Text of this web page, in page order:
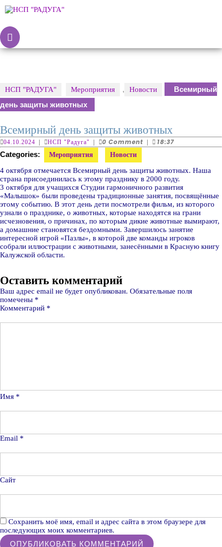
to
Button
НСП "РАДУГА" Мероприятия , Новости
Всемирный
день защиты животных
Всемирный день защиты животных
04.10.2024 04.10.2024
НСП "Радуга"НСП
"Радуга"
0 Comment
18:37
Categories:
Мероприятия Новости
4 октября отмечается Всемирный день защиты животных. Наша
страна присоединилась к этому празднику в 2000 году.
3 октября для учащихся Студии гармоничного развития
«Малышок» были проведены традиционные занятия, посвящённые
этому событию. В этот день дети посмотрели фильм, из которого
узнали о празднике, о животных, которые находятся на грани
исчезновения, о причинах, по которым дикие животные вымирают,
а домашние становятся бездомными. Завершилось занятие
интересной игрой «Пазлы», в которой две команды игроков
собрали иллюстрации с животными, занесёнными в Красную книгу
Калужской области.
Оставить комментарий
Ваш адрес email не будет опубликован. Обязательные поля
помечены *
Комментарий *
Имя *
Email *
Сайт
Сохранить моё имя, email и адрес сайта в этом браузере для
последующих моих комментариев.